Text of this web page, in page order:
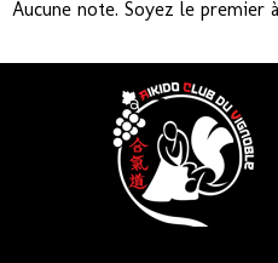
Aucune note. Soyez le premier